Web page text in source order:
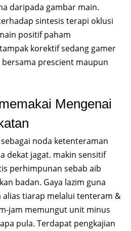
daripada gambar main.
sintesis terapi oklusi
positif paham
korektif sedang gamer
prescient maupun
Mengenai
noda ketenteraman
dekat jagat. makin sensitif
perhimpunan sebab aib
badan. Gaya lazim guna
tiarap melalui tenteram &
jam memungut unit minus
pula. Terdapat pengkajian